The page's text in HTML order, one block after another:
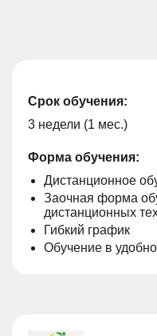
Срок обучения:
3 недели (1 мес.)
Форма обучения:
Дистанционное
Заочная форма
дистанционных
Гибкий график
Обучение в